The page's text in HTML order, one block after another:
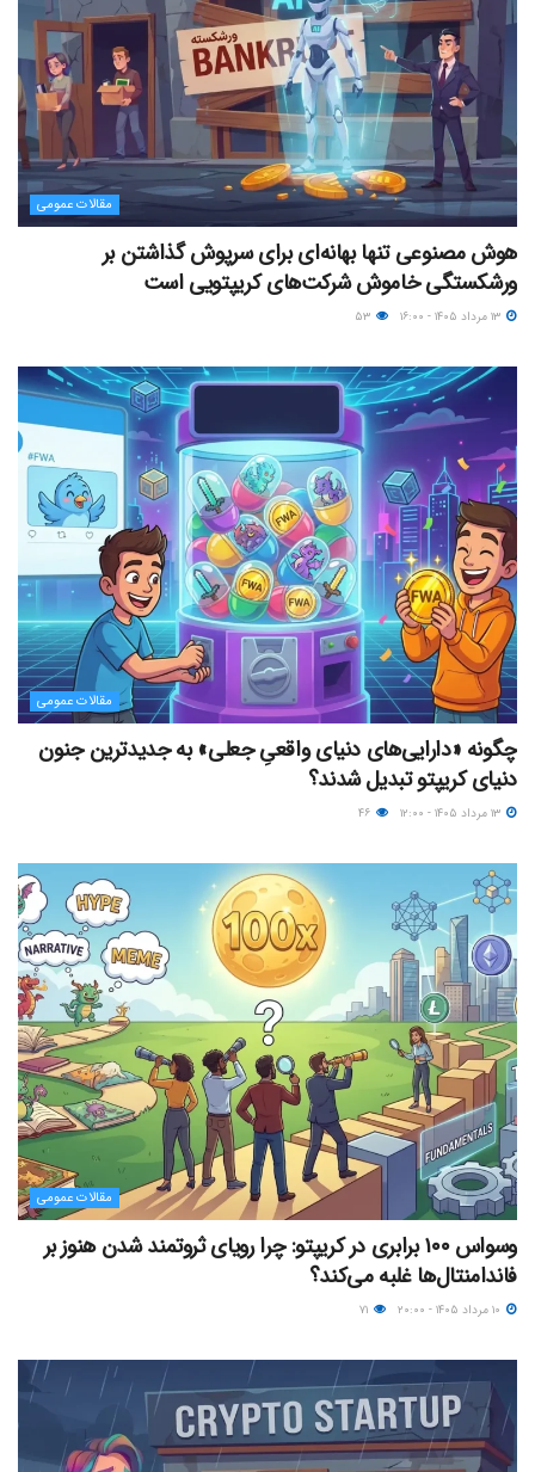
مقالات عمومی
هوش مصنوعی تنها بهانه‌ای برای سرپوش گذاشتن بر
ورشکستگی خاموش شرکت‌های کریپتویی است
مقالات عمومی
چگونه «دارایی‌های دنیای واقعیِ جعلی» به جدیدترین جنون
دنیای کریپتو تبدیل شدند؟
مقالات عمومی
وسواس ۱۰۰ برابری در کریپتو: چرا رویای ثروتمند شدن هنوز بر
فاندامنتال‌ها غلبه می‌کند؟